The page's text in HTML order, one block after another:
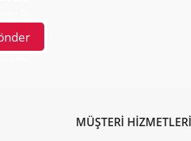
MÜŞTERİ HİZMETLERİ